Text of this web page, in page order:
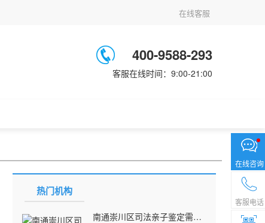
在线客服
400-9588-293
客服在线时间：9:00-21:00
热门机构
南通崇川区司法亲子鉴定需要多少钱
在线咨询
客服电话